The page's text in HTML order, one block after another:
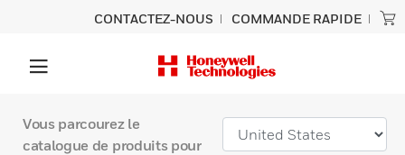
CONTACTEZ-NOUS COMMANDE RAPIDE
Vous parcourez le
catalogue de produits pour